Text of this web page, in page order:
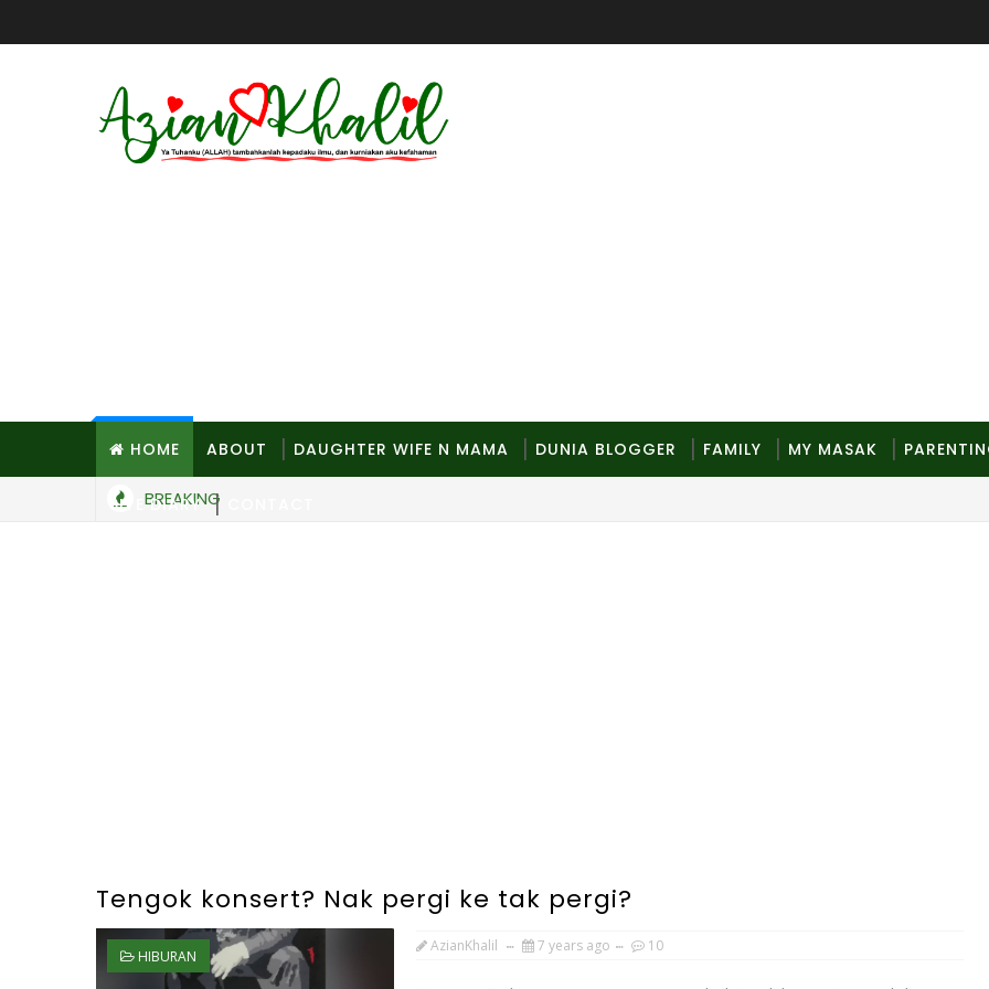
HOME ABOUT DAUGHTER WIFE N MAMA DUNIA BLOGGER FAMILY MY MASAK
SITE DIARY
BREAKING
Tengok konsert? Nak pergi ke tak pergi?
HIBURAN
AzianKhalil 7 years ago 10